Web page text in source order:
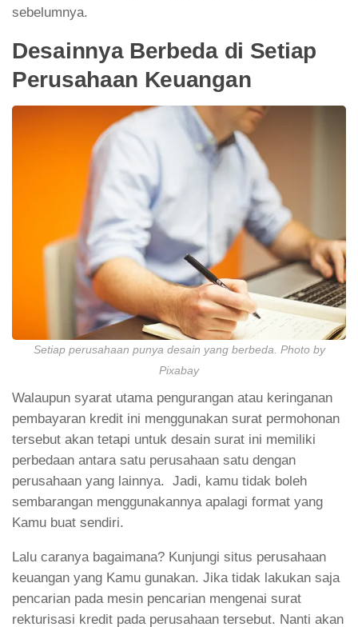
sebelumnya.
Desainnya Berbeda di Setiap
Perusahaan Keuangan
Setiap perusahaan punya desain yang berbeda. Photo by
Pixabay
Walaupun syarat utama pengurangan atau keringanan
pembayaran kredit ini menggunakan surat permohonan
tersebut akan tetapi untuk desain surat ini memiliki
perbedaan antara satu perusahaan satu dengan
perusahaan yang lainnya. Jadi, kamu tidak boleh
sembarangan menggunakannya apalagi format yang
Kamu buat sendiri.
Lalu caranya bagaimana? Kunjungi situs perusahaan
keuangan yang Kamu gunakan. Jika tidak lakukan saja
pencarian pada mesin pencarian mengenai surat
rekturisasi kredit pada perusahaan tersebut. Nanti akan